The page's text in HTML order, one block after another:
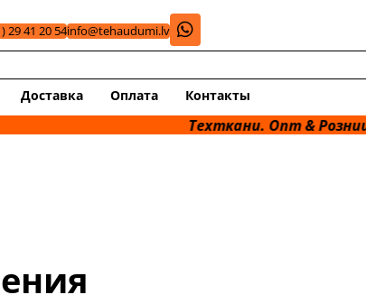
29 41 20 54info@tehaudumi.lv
Доставка Оплата Контакты
Техткани. Опт & Розница.